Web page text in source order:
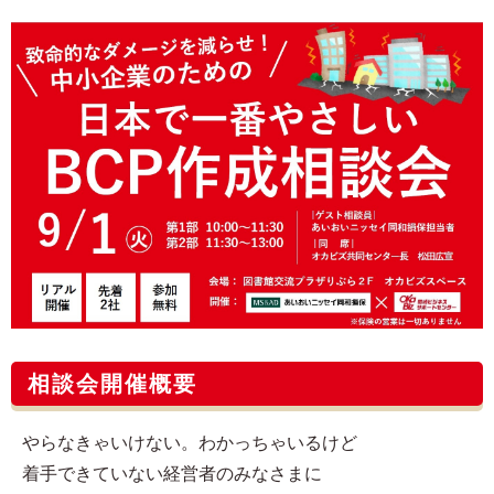
相談会開催概要
やらなきゃいけない。わかっちゃいるけど
着手できていない経営者のみなさまに